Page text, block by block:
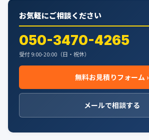
お気軽にご相談ください
050-3470-4265
受付 9:00-20:00（日・祝休）
無料お見積りフォーム ›
メールで相談する